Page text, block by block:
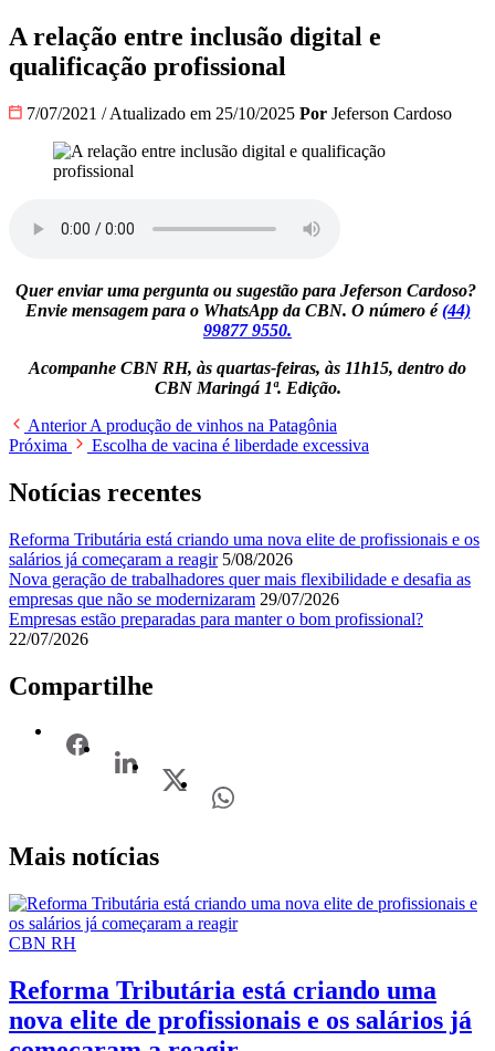
A relação entre inclusão digital e
qualificação profissional
7/07/2021 / Atualizado em 25/10/2025 Por Jeferson Cardoso
Quer enviar uma pergunta ou sugestão para Jeferson Cardoso?
Envie mensagem para o WhatsApp da CBN. O número é(44)
99877 9550.
Acompanhe CBN RH, às quartas-feiras, às 11h15, dentro do
CBN Maringá 1ª. Edição.
AnteriorA produção de vinhos na Patagônia
Próxima
Escolha de vacina é liberdade excessiva
Notícias recentes
Reforma Tributária está criando uma nova elite de profissionais e os
salários já começaram a reagir 5/08/2026
Nova geração de trabalhadores quer mais flexibilidade e desafia as
empresas que não se modernizaram 29/07/2026
Empresas estão preparadas para manter o bom profissional?
22/07/2026
Compartilhe
Mais notícias
CBN RH
Reforma Tributária está criando uma
nova elite de profissionais e os salários já